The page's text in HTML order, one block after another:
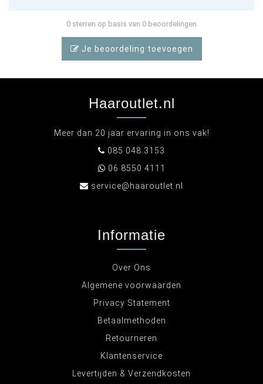
0 sterren op basis van 0 beoordelingen
Je beoordeling toevoegen
Haaroutlet.nl
Meer dan 20 jaar ervaring in ons vak!
085 048 3153
06 8550 4111
service@haaroutlet.nl
Informatie
Over Ons
Algemene voorwaarden
Privacy Statement
Betaalmethoden
Retourneren
Klantenservice
Levertijden & Verzendkosten